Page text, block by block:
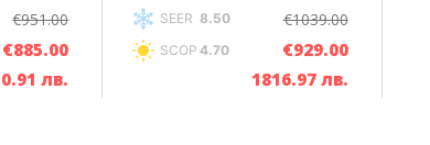
€951.00
€885.00
лв.
SEER 8.50
SCOP 4.70
€1039.00
€929.00
1816.97 лв.